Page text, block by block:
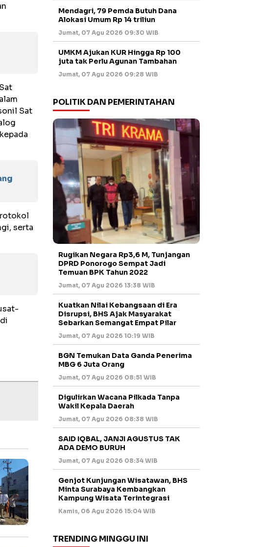
Sat
serta
Mendagri, 79 Pemda Butuh Dana
Alokasi Umum Rp 14 triliun
Jumat, 07 Agu 2026 09:30 WIB
UMKM Ajukan KUR Hingga Rp 100
juta tak Perlu Agunan Tambahan
Jumat, 07 Agu 2026 09:28 WIB
POLITIK DAN PEMERINTAHAN
Rugikan Negara Rp3,6 M, Tunjangan
DPRD Ponorogo Sempat Jadi
Temuan BPK Tahun 2022
Jumat, 07 Agu 2026 13:38 WIB
Kuatkan Nilai Kebangsaan di Era
Disrupsi, BHS Ajak Masyarakat
Sebarkan Semangat Empat Pilar
Jumat, 07 Agu 2026 10:19 WIB
BGN Temukan Data Ganda Penerima
MBG 6 Juta Orang
Jumat, 07 Agu 2026 08:51 WIB
Digulirkan Wacana Pilkada Tanpa
Wakil Kepala Daerah
Jumat, 07 Agu 2026 08:38 WIB
SAID IQBAL, JANJI AGUSTUS TAK
ADA DEMO BURUH
Jumat, 07 Agu 2026 08:34 WIB
Genjot Kunjungan Wisatawan, BHS
Minta Surabaya Kembangkan
Kampung Wisata Terintegrasi
Kamis, 06 Agu 2026 15:04 WIB
TRENDING MINGGU INI